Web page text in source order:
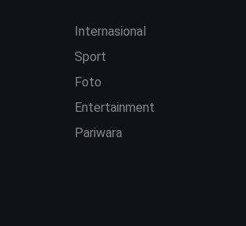
Internasional
Sport
Foto
Entertainment
Pariwara